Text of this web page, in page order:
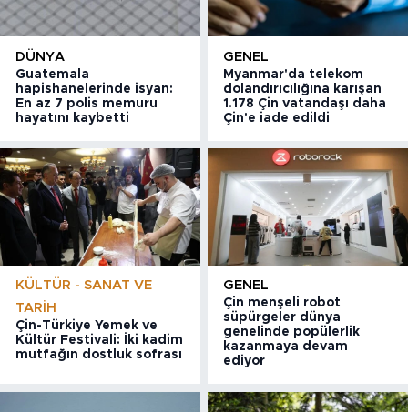
DÜNYA
Guatemala
hapishanelerinde isyan:
En az 7 polis memuru
hayatını kaybetti
GENEL
Myanmar'da telekom
dolandırıcılığına karışan
1.178 Çin vatandaşı daha
Çin'e iade edildi
KÜLTÜR - SANAT VE
TARIH
Çin-Türkiye Yemek ve
Kültür Festivali: İki kadim
mutfağın dostluk sofrası
GENEL
Çin menşeli robot
süpürgeler dünya
genelinde popülerlik
kazanmaya devam
ediyor